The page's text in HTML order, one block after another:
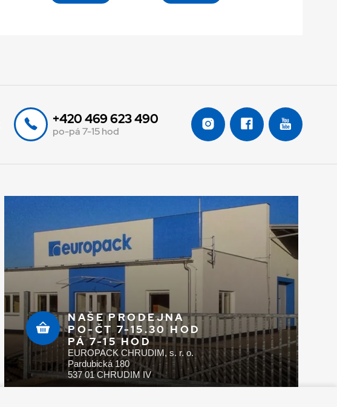
+420 469 623 490
po-pá 7-15 hod
NAŠE PRODEJNA
PO-ČT 7-15.30 HOD
PÁ 7-15 HOD
EUROPACK CHRUDIM, s. r. o.
Pardubická 180
537 01 CHRUDIM IV